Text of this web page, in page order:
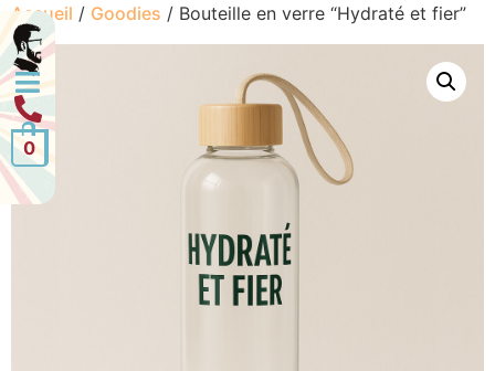
0
Accueil / Goodies / Bouteille en verre “Hydraté et fier”